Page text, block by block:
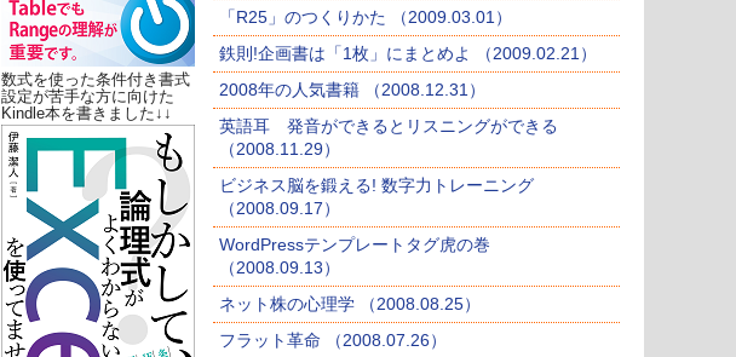
数式を使った条件付き書式
設定が苦手な方に向けた
Kindle本を書きました↓↓
「R25」のつくりかた （2009.03.01）
鉄則!企画書は「1枚」にまとめよ （2009.02.21）
2008年の人気書籍 （2008.12.31）
英語耳 発音ができるとリスニングができる
（2008.11.29）
ビジネス脳を鍛える! 数字力トレーニング
（2008.09.17）
WordPressテンプレートタグ虎の巻
（2008.09.13）
ネット株の心理学 （2008.08.25）
フラット革命 （2008.07.26）